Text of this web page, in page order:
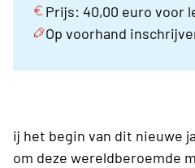
Prijs: 40,00 euro voor
Op voorhand
ij het begin van dit nieuwe
om deze wereldberoemde